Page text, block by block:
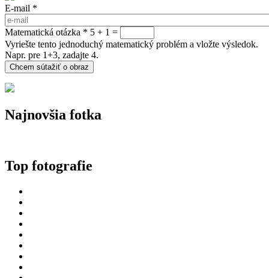
E-mail *
Matematická otázka * 5 + 1 =
Vyriešte tento jednoduchý matematický problém a vložte výsledok.
Napr. pre 1+3, zadajte 4.
Najnovšia fotka
Top fotografie